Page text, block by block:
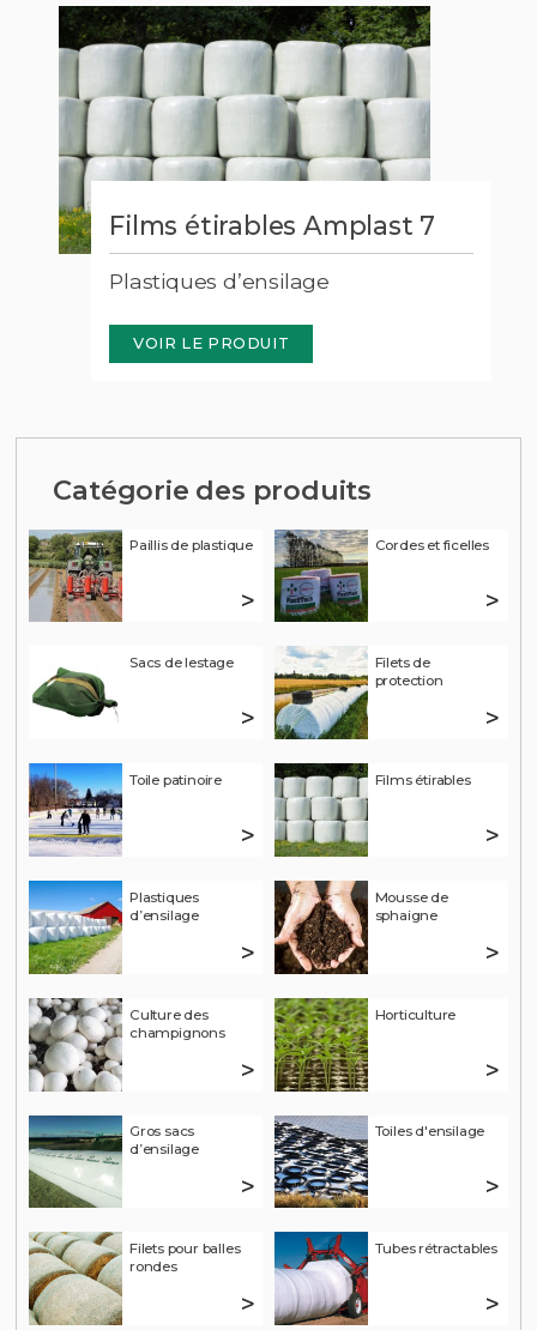
Films étirables Amplast 7
Plastiques d’ensilage
VOIR LE PRODUIT
Catégorie des produits
Paillis de plastique
>
Cordes et ficelles
>
Sacs de lestage
>
Filets de
protection
>
Toile patinoire
>
Films étirables
>
Plastiques
d’ensilage
>
Mousse de
sphaigne
>
Culture des
champignons
>
Horticulture
>
Gros sacs
d’ensilage
>
Toiles d'ensilage
>
Filets pour balles
rondes
>
Tubes rétractables
>